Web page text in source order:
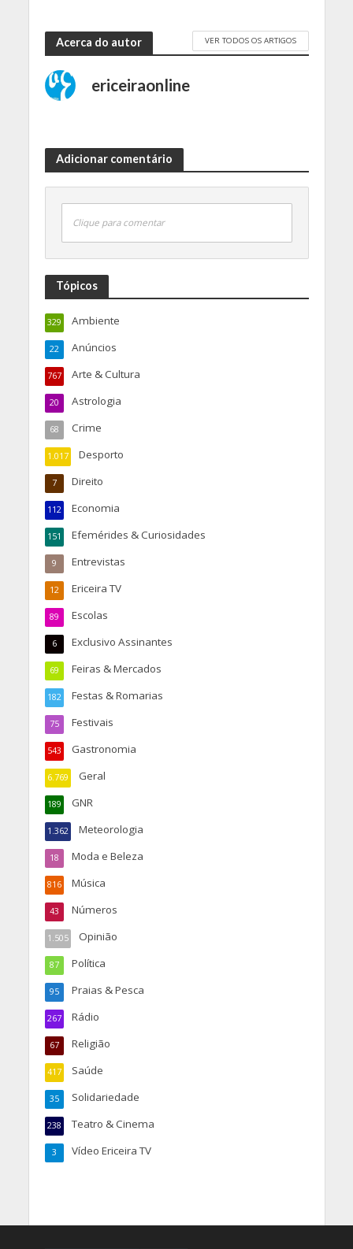
Acerca do autor VER TODOS OS ARTIGOS
ericeiraonline
Adicionar comentário
Clique para comentar
Tópicos
Ambiente
329
Anúncios
22
Arte & Cultura
767
Astrologia
20
Crime
68
Desporto
1.017
Direito
7
Economia
112
Efemérides & Curiosidades
151
Entrevistas
9
Ericeira TV
12
Escolas
89
Exclusivo Assinantes
6
Feiras & Mercados
69
Festas & Romarias
182
Festivais
75
Gastronomia
543
Geral
6.769
GNR
189
Meteorologia
1.362
Moda e Beleza
18
Música
816
Números
43
Opinião
1.505
Política
87
Praias & Pesca
95
Rádio
267
Religião
67
Saúde
417
Solidariedade
35
Teatro & Cinema
238
Vídeo Ericeira TV
3